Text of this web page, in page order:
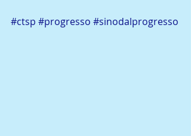
#ctsp #progresso #sinodalprogresso